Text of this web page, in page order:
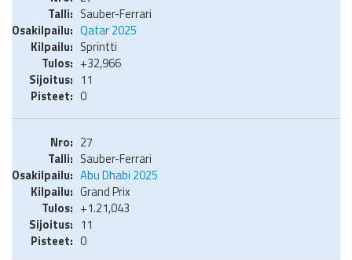
Sauber-Ferrari
Qatar 2025
Sprintti
+32,966
11
0
27
Sauber-Ferrari
Abu Dhabi 2025
Grand Prix
+1.21,043
11
0